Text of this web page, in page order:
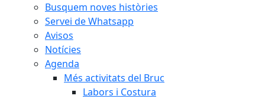
Busquem noves històries
Servei de Whatsapp
Avisos
Notícies
Agenda
Més activitats del Bruc
Labors i Costura